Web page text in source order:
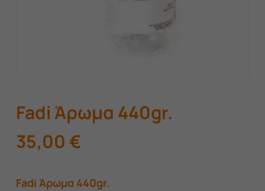
Fadi Άρωμα 440gr.
35,00 €
Fadi Άρωμα 440gr.